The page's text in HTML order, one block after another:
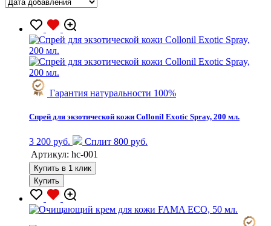
Гарантия натуральности 100%
Спрей для экзотической кожи Collonil Exotic Spray, 200 мл.
3 200 руб.
Сплит 800 руб.
Артикул: hc-001
Купить в 1 клик
Купить